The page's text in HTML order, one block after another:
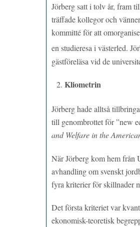
Jörberg satt i tolv år, fram
träffade kollegor och
kommitté för att
en studieresa i västerled.
gästföreläsa vid de
Kliometrin
Jörberg hade alltså
till genombrottet för ”new
and Welfare in the
När Jörberg kom hem från
avhandling om svenskt
fyra kriterier för skillnader
Det första kriteriet var
ekonomisk-teoretisk